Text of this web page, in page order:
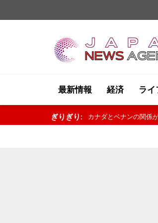
最新情報 経済 ライ
ぎりぎり: タイの学校で銃撃事件